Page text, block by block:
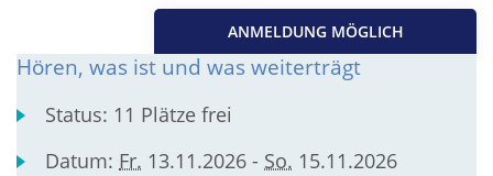
ANMELDUNG MÖGLICH
Hören, was ist und was weiterträgt
Status: 11 Plätze frei
Datum: Fr. 13.11.2026 - So. 15.11.2026